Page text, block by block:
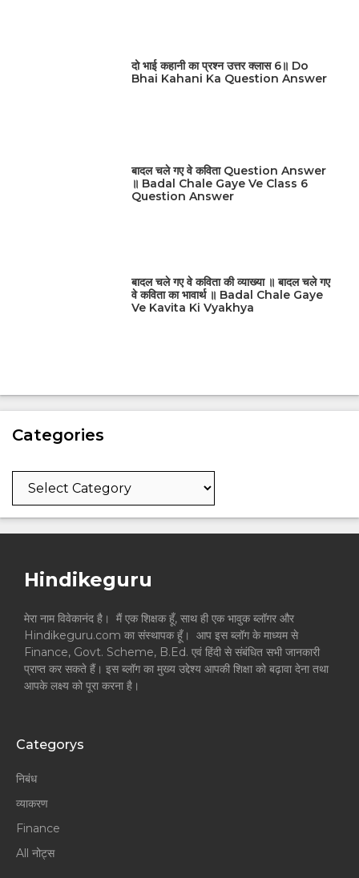
दो भाई कहानी का प्रश्न उत्तर क्लास 6॥ Do
Bhai Kahani Ka Question Answer
बादल चले गए वे कविता Question Answer
॥ Badal Chale Gaye Ve Class 6
Question Answer
बादल चले गए वे कविता की व्याख्या ॥ बादल चले गए
वे कविता का भावार्थ ॥ Badal Chale Gaye
Ve Kavita Ki Vyakhya
Categories
Categories
Hindikeguru
मेरा नाम विवेकानंद है। मैं एक शिक्षक हूँ, साथ ही एक भावुक ब्लॉगर और
Hindikeguru.com का संस्थापक हूँ। आप इस ब्लॉग के माध्यम से
Finance, Govt. Scheme, B.Ed. एवं हिंदी से संबंधित सभी जानकारी
प्राप्त कर सकते हैं। इस ब्लॉग का मुख्य उद्देश्य आपकी शिक्षा को बढ़ावा देना तथा
आपके लक्ष्य को पूरा करना है।
Categorys
निबंध
व्याकरण
Finance
All नोट्स